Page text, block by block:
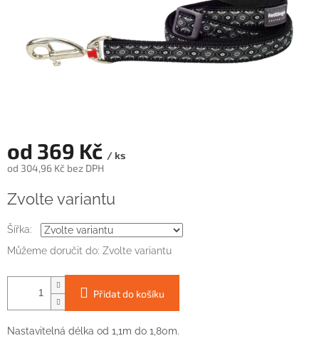
od 369 Kč / ks
od 304,96 Kč bez DPH
cena:
Zvolte variantu
Šířka:
Můžeme doručit do: Zvolte variantu
Přidat do košíku
Nastavitelná délka od 1,1m do 1,80m.